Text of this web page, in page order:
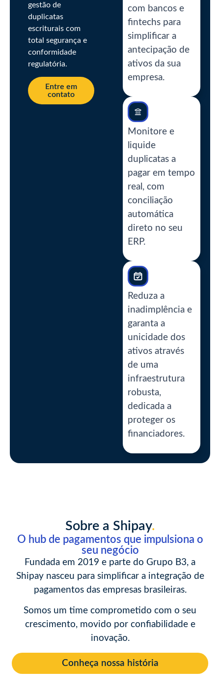
gestão de
duplicatas
escriturais com
total segurança e
conformidade
regulatória.
Entre em
contato
com bancos e
fintechs para
simplificar a
antecipação de
ativos da sua
empresa.
Monitore e
liquide
duplicatas a
pagar em tempo
real, com
conciliação
automática
direto no seu
ERP.
Reduza a
inadimplência e
garanta a
unicidade dos
ativos através
de uma
infraestrutura
robusta,
dedicada a
proteger os
financiadores.
Sobre a Shipay.
O hub de pagamentos que impulsiona o
seu negócio
Fundada em 2019 e parte do Grupo B3, a
Shipay nasceu para simplificar a integração de
pagamentos das empresas brasileiras.
Somos um time comprometido com o seu
crescimento, movido por confiabilidade e
inovação.
Conheça nossa história